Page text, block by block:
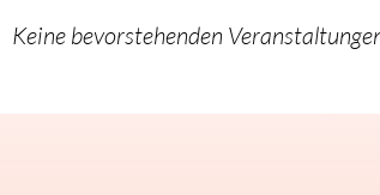
Keine bevorstehenden
Keine bevorstehenden